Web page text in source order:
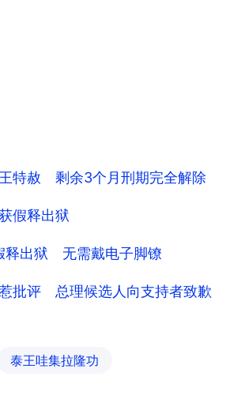
特赦 剩余3个月刑期完全解除
假释出狱
释出狱 无需戴电子脚镣
批评 总理候选人向支持者致歉
泰王哇集拉隆功